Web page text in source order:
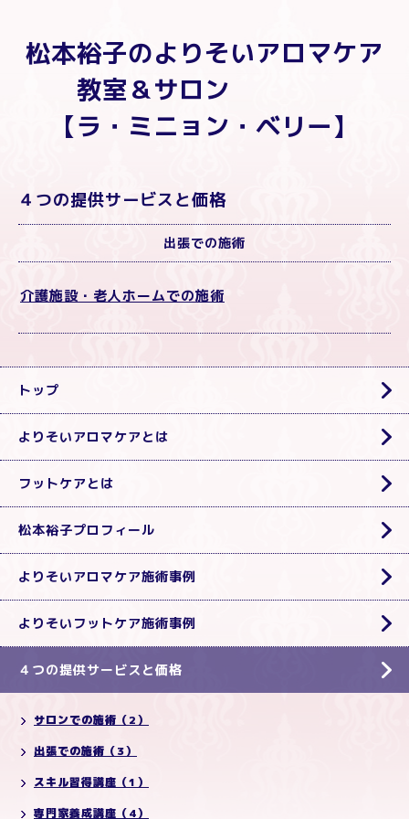
松本裕子のよりそいアロマケア
教室＆サロン
【ラ・ミニョン・ベリー】
４つの提供サービスと価格
出張での施術
介護施設・老人ホームでの施術
トップ
よりそいアロマケアとは
フットケアとは
松本裕子プロフィール
よりそいアロマケア施術事例
よりそいフットケア施術事例
４つの提供サービスと価格
サロンでの施術（2）
出張での施術（3）
スキル習得講座（1）
専門家養成講座（4）